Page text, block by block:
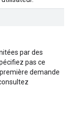
par des
pas ce
demande